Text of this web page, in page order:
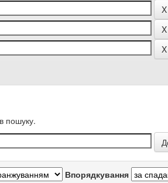
пошуку.
Впорядкування